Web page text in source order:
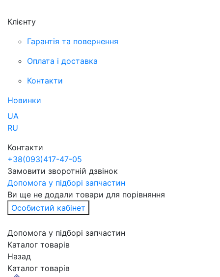
Клієнту
Гарантія та повернення
Оплата і доставка
Контакти
Новинки
UA
RU
Контакти
+38(093)417-47-05
Замовити зворотній дзвінок
Допомога у підборі запчастин
Ви ще не додали товари для порівняння
Особистий кабінет
Допомога у підборі запчастин
Каталог товарів
Назад
Каталог товарів